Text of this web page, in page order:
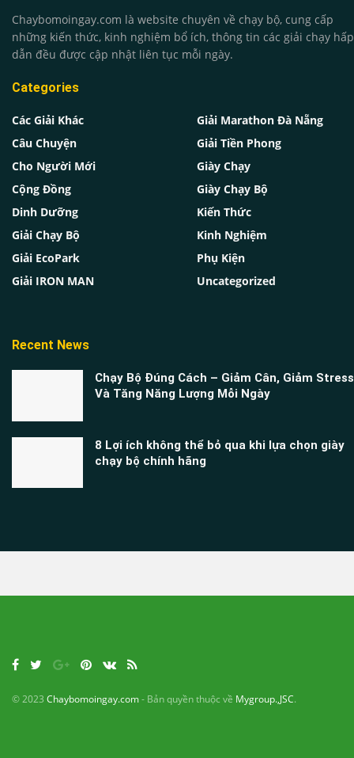
Chaybomoingay.com là website chuyên về chạy bộ, cung cấp
những kiến thức, kinh nghiệm bổ ích, thông tin các giải chạy hấp
dẫn đều được cập nhật liên tục mỗi ngày.
Categories
Các Giải Khác
Câu Chuyện
Cho Người Mới
Cộng Đồng
Dinh Dưỡng
Giải Chạy Bộ
Giải EcoPark
Giải IRON MAN
Giải Marathon Đà Nẵng
Giải Tiền Phong
Giày Chạy
Giày Chạy Bộ
Kiến Thức
Kinh Nghiệm
Phụ Kiện
Uncategorized
Recent News
Chạy Bộ Đúng Cách – Giảm Cân, Giảm Stress
Và Tăng Năng Lượng Mỗi Ngày
8 Lợi ích không thể bỏ qua khi lựa chọn giày
chạy bộ chính hãng
© 2023 Chaybomoingay.com- Bản quyền thuộc về Mygroup.,JSC.